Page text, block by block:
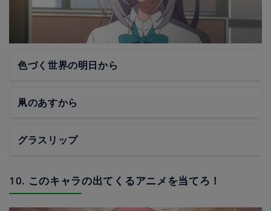
色づく世界の明日から
凧のあすから
グラスリップ
10. このキャラの出てくるアニメを当てろ！